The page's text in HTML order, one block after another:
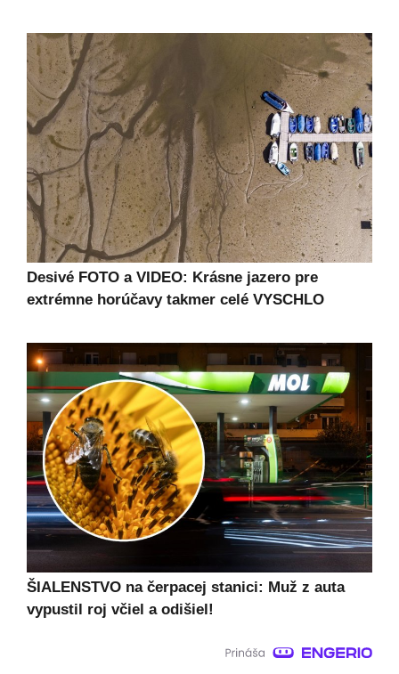
Desivé FOTO a VIDEO: Krásne jazero pre
extrémne horúčavy takmer celé VYSCHLO
ŠIALENSTVO na čerpacej stanici: Muž z auta
vypustil roj včiel a odišiel!